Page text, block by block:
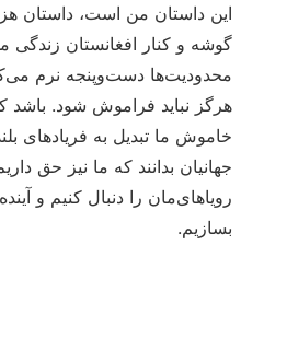
این داستان من است، داستان
گوشه و کنار افغانستان زندگی
محدودیت‌ها دست‌وپنجه نرم
هرگز نباید فراموش شود. باشد
خاموش ما تبدیل به فریادهای
جهانیان بدانند که ما نیز حق
رویاهای‌مان را دنبال کنیم و
بسازیم.